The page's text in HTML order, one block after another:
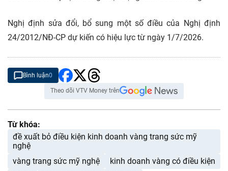
Nghị định sửa đổi, bổ sung một số điều của Nghị định
24/2012/NĐ-CP dự kiến có hiệu lực từ ngày 1/7/2026.
Bình luận0
Theo dõi VTV Money trên
Từ khóa:
đề xuất bỏ điều kiện kinh doanh vàng trang sức mỹ
nghệ
vàng trang sức mỹ nghệ
kinh doanh vàng có điều kiện